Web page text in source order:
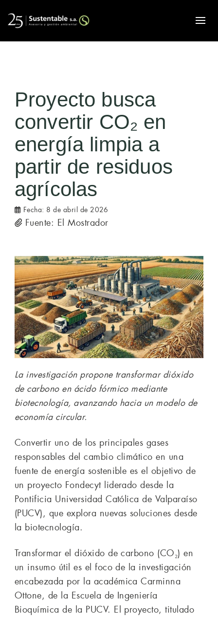
Proyecto busca
convertir CO₂ en
energía limpia a
partir de residuos
agrícolas
Fecha: 8 de abril de 2026
Fuente: El Mostrador
La investigación propone transformar dióxido
de carbono en ácido fórmico mediante
biotecnología, avanzando hacia un modelo de
economía circular.
Convertir uno de los principales gases
responsables del cambio climático en una
fuente de energía sostenible es el objetivo de
un proyecto Fondecyt liderado desde la
Pontificia Universidad Católica de Valparaíso
(PUCV), que explora nuevas soluciones desde
la biotecnología.
Transformar el dióxido de carbono (CO₂) en
un insumo útil es el foco de la investigación
encabezada por la académica Carminna
Ottone, de la Escuela de Ingeniería
Bioquímica de la PUCV. El proyecto, titulado